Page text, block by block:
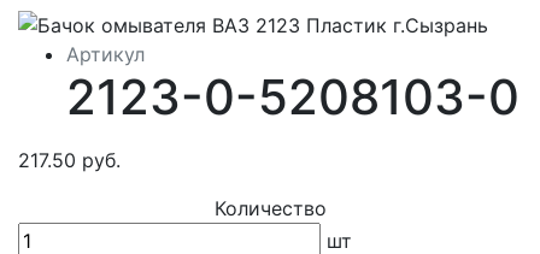
Артикул
2123-0-5208103-0
217.50 руб.
Количество
шт